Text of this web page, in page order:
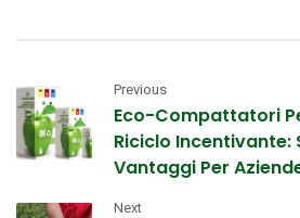
Previous
Eco-Compattatori
Riciclo Incentivante:
Vantaggi Per
Next